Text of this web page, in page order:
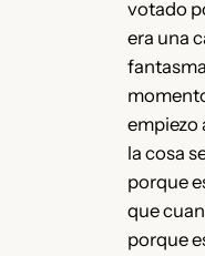
votado
era una
empiezo
la cosa
porque
que
porque